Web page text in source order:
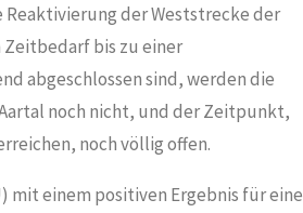
der Weststrecke der
Zeitbedarf bis zu einer
abgeschlossen sind, werden die
noch nicht, und der Zeitpunkt,
noch völlig offen.
einem positiven Ergebnis für eine